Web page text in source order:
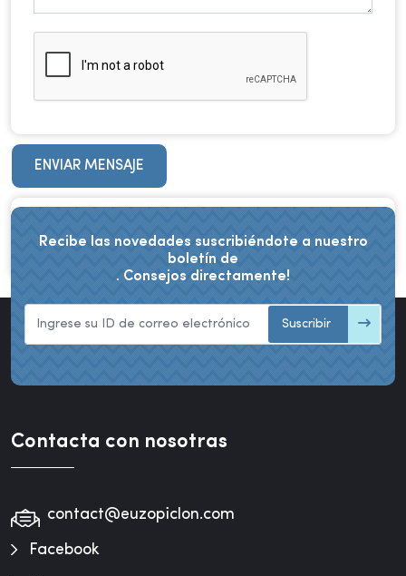
ENVIAR MENSAJE
Recibe las novedades suscribiéndote a nuestro
boletín de
. Consejos directamente!
Suscribir
Contacta con nosotras
contact@euzopiclon.com
Facebook